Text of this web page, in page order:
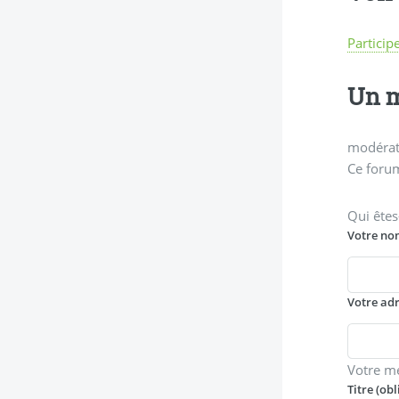
Un
Ce
Qui
Votre
Votre
Votre
Titre